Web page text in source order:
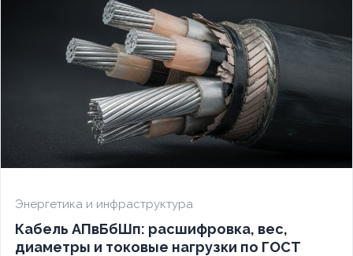
Энергетика и инфраструктура
Кабель АПвБбШп: расшифровка, вес,
диаметры и токовые нагрузки по ГОСТ